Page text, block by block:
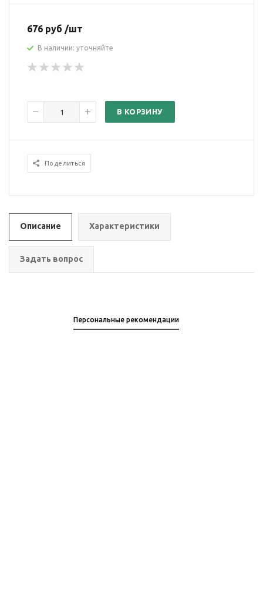
676 руб /шт
В наличии: уточняйте
В КОРЗИНУ
Поделиться
Описание Характеристики
Задать вопрос
Персональные рекомендации